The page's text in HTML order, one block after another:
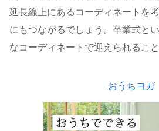
延長線上にあるコーディネートを
にもつながるでしょう。卒業式と
なコーディネートで迎えられること
おうちヨガ